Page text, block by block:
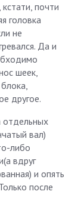
почти
головка
не
Да и
шеек,
другое.
отдельных
вал)
либо
вдруг
и опять
после